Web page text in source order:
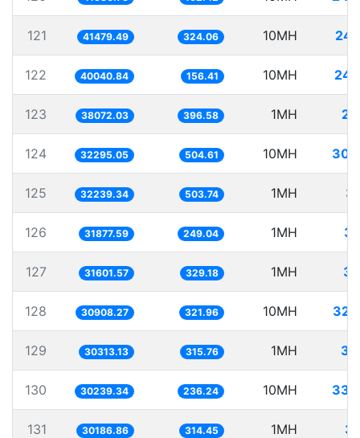
121 41479.49 324.06 10MH
122 40040.84 156.41 10MH
123 38072.03 396.58 1MH
124 32295.05 504.61 10MH
125 32239.34 503.74 1MH
126 31877.59 249.04 1MH
127 31601.57 329.18 1MH
128 30908.27 321.96 10MH
129 30313.13 315.76 1MH
130 30239.34 236.24 10MH
131 30186.86 314.45 1MH